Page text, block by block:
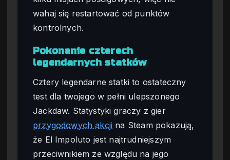
wahaj się restartować od punktów
kontrolnych.
Pokonanie czterech
legendarnych statków
Cztery legendarne statki to ostateczny
test dla twojego w pełni ulepszonego
Jackdaw. Statystyki graczy z gier
przygodowych akcji na Steam pokazują,
że El Impoluto jest najtrudniejszym
przeciwnikiem ze względu na jego